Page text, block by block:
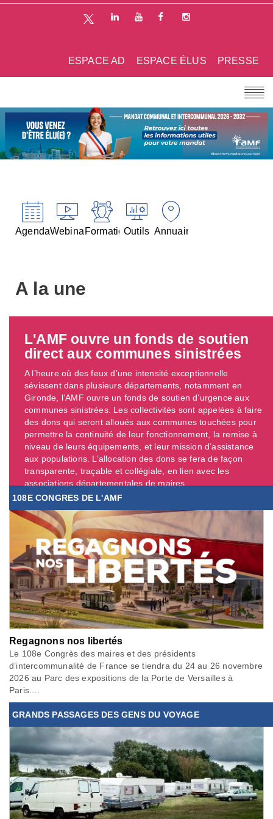
PRESSE
ESPACE ÉLUS
ESPACE AD
AgendaWebinairesFormationsOutils Annuaires
A la une
L'AMF ouvre un fonds de soutien
direct aux communes sinistrées
A l’heure où des feux d’une intensité exceptionnelle
sévissent dans plusieurs départements, notamment en
Gironde, l’AMF ouvre un fonds de soutien d’urgence aux
communes sinistrées. Les collectivités sont appelées à faire
des dons qui seront alloués aux communes touchées pour
permettre la continuité de leur fonctionnement, la remise à
niveau de leurs équipements, et leur mission d’assistance
aux populations. L’allocation des dons se fera de façon
transparente, traçable et collégiale, en lien avec les
associations départementales de maires. ...
108E CONGRES DE L'AMF
Regagnons nos libertés
Le 108e Congrès des maires et des présidents
d’intercommunalité de France se tiendra du 24 au 26 novembre
2026 au Parc des expositions de la Porte de Versailles à
Paris....
GRANDS PASSAGES DES GENS DU VOYAGE